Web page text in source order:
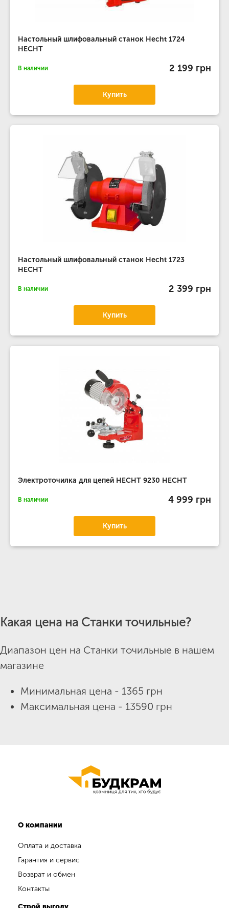
Настольный шлифовальный станок Hecht 1724
HECHT
В наличии 2 199 грн
Купить
Настольный шлифовальный станок Hecht 1723
HECHT
В наличии 2 399 грн
Купить
Электроточилка для цепей HECHT 9230 HECHT
В наличии 4 999 грн
Купить
Какая цена на Станки точильные?
Диапазон цен на Станки точильные в нашем
магазине
Минимальная цена - 1365 грн
Максимальная цена - 13590 грн
О компании
Оплата и доставка
Гарантия и сервис
Возврат и обмен
Контакты